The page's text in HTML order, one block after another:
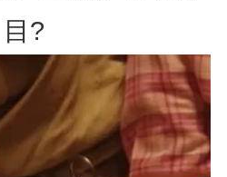
目?